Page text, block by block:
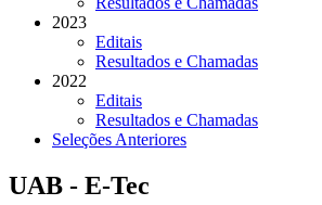
2023
Editais
Resultados e Chamadas
2022
Editais
Resultados e Chamadas
Seleções Anteriores
UAB - E-Tec